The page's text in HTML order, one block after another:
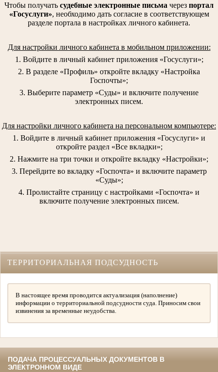
Чтобы получать судебные электронные письма через портал
«Госуслуги», необходимо дать согласие в соответствующем
разделе портала в настройках личного кабинета.
Для настройки личного кабинета в мобильном приложении:
1. Войдите в личный кабинет приложения «Госуслуги»;
2. В разделе «Профиль» откройте вкладку «Настройка
Госпочты»;
3. Выберите параметр «Суды» и включите получение
электронных писем.
Для настройки личного кабинета на персональном компьютере:
1. Войдите в личный кабинет приложения «Госуслуги» и
откройте раздел «Все вкладки»;
2. Нажмите на три точки и откройте вкладку «Настройки»;
3. Перейдите во вкладку «Госпочта» и включите параметр
«Суды»;
4. Пролистайте страницу с настройками «Госпочта» и
включите получение электронных писем.
ТЕРРИТОРИАЛЬНАЯ ПОДСУДНОСТЬ
В настоящее время проводится актуализация (наполнение)
информации о территориальной подсудности суда. Приносим свои
извинения за временные неудобства.
ПОДАЧА ПРОЦЕССУАЛЬНЫХ ДОКУМЕНТОВ В
ЭЛЕКТРОННОМ ВИДЕ